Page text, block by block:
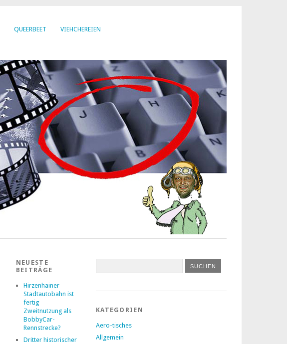
QUEERBEET VIEHCHEREIEN
NEUESTE
BEITRÄGE
Hirzenhainer
Stadtautobahn ist
fertig
Zweitnutzung als
BobbyCar-
Rennstrecke?
Dritter historischer
KATEGORIEN
Aero-tisches
Allgemein